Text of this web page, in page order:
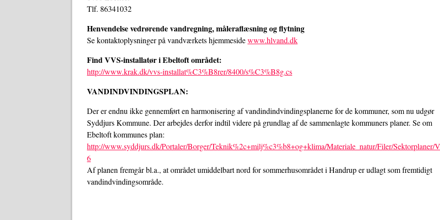
Tlf. 86341032
Henvendelse vedrørende vandregning, måleraflæsning og flytning
Se kontaktoplysninger på vandværkets hjemmesidewww.hlvand.dk
Find VVS-installatør i Ebeltoft området:
http://www.krak.dk/vvs-installat%C3%B8rer/8400/s%C3%B8g.cs
VANDINDVINDINGSPLAN:
Der er endnu ikke gennemført en harmonisering af vandindindvindingsplanerne for de kommuner, som nu udgør
Syddjurs Kommune. Der arbejdes derfor indtil videre på grundlag af de sammenlagte kommuners planer. Se om
Ebeltoft kommunes plan:
http://www.syddjurs.dk/Portaler/Borger/Teknik%2c+milj%c3%b8+og+klima/Materiale_natur/Filer/Sektorplaner/
6
Af planen fremgår bl.a., at området umiddelbart nord for sommerhusområdet i Handrup er udlagt som fremtidigt
vandindvindingsområde.